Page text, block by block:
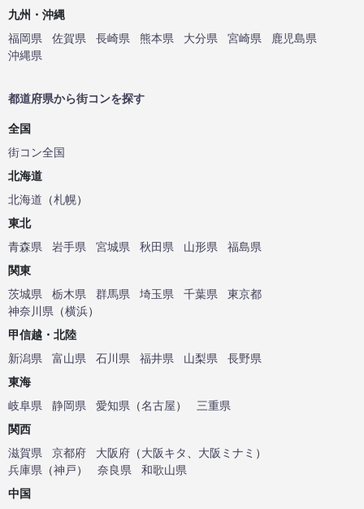
九州・沖縄
福岡県
佐賀県 長崎県 熊本県 大分県 宮崎県
鹿児島県
沖縄県
都道府県から街コンを探す
全国
街コン全国
北海道
北海道 （札幌）
東北
青森県
岩手県 宮城県 秋田県 山形県
福島県
関東
茨城県
栃木県 群馬県 埼玉県 千葉県
東京都
神奈川県 （横浜）
甲信越・北陸
新潟県
富山県 石川県 福井県 山梨県
長野県
東海
岐阜県
静岡県 愛知県 （名古屋）
三重県
関西
滋賀県
京都府 大阪府 （大阪キタ 大阪ミナミ ）
兵庫県 （神戸） 奈良県
和歌山県
中国